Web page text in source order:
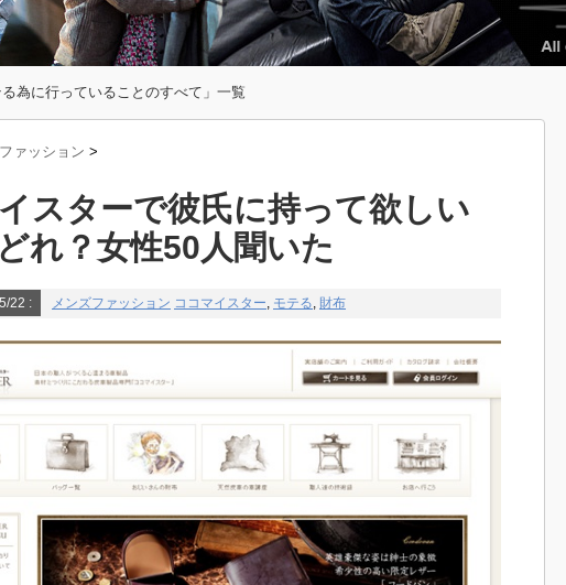
る為に行っていることのすべて」一覧
ァッション >
スターで彼氏に持って欲しい
れ？女性50人聞いた
22 : メンズファッション ココマイスター, モテる, 財布